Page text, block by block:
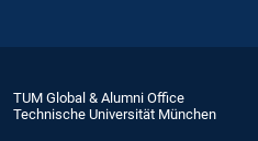
TUM Global & Alumni Office
Technische Universität München